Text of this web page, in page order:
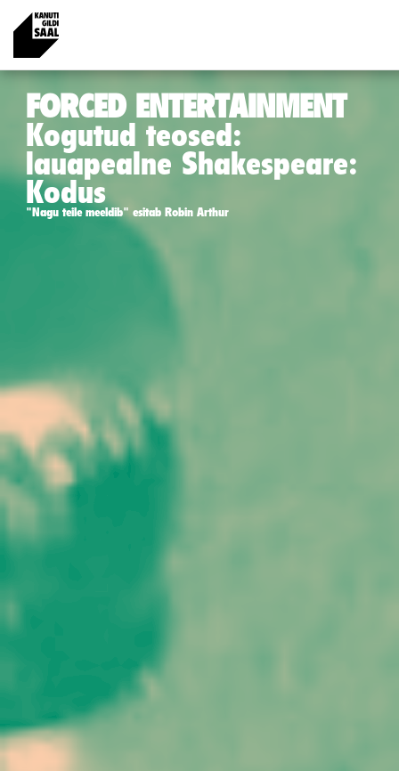
FORCED ENTERTAINMENT
Kogutud teosed:
lauapealne Shakespeare:
Kodus
"Nagu teile meeldib" esitab Robin Arthur